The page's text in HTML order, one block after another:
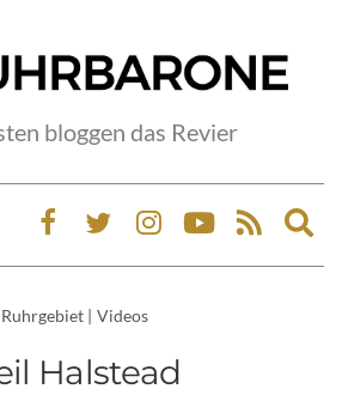
bloggen das Revier
Ruhrgebiet | Videos
Halstead